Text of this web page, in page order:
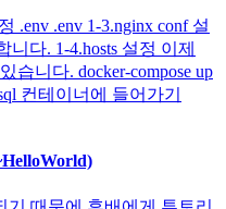
.env .env 1-3.nginx conf 설
다. 1-4.hosts 설정 이제
습니다. docker-compose up
컨테이너에 들어가기